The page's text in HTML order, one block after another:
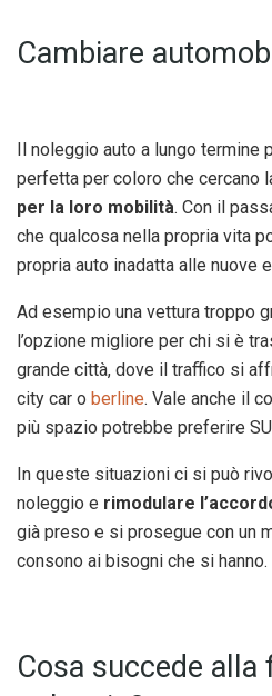
Cambiare
Il noleggio auto a lungo termine
perfetta per coloro che cercano
per la loro mobilità. Con il
che qualcosa nella propria vita
propria auto inadatta alle nuove
Ad esempio una vettura troppo
l’opzione migliore per chi si è
grande città, dove il traffico si
city car o berline. Vale anche il
più spazio potrebbe preferire
In queste situazioni ci si può
noleggio e rimodulare
già preso e si prosegue con un
consono ai bisogni che si hanno.
Cosa succede alla